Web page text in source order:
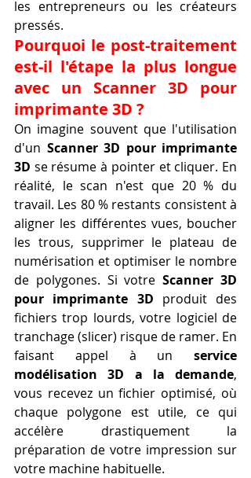
les entrepreneurs ou les créateurs
pressés.
Pourquoi le post-traitement
est-il l'étape la plus longue
avec un Scanner 3D pour
imprimante 3D ?
On imagine souvent que l'utilisation
d'un Scanner 3D pour imprimante
3D se résume à pointer et cliquer. En
réalité, le scan n'est que 20 % du
travail. Les 80 % restants consistent à
aligner les différentes vues, boucher
les trous, supprimer le plateau de
numérisation et optimiser le nombre
de polygones. Si votre Scanner 3D
pour imprimante 3D produit des
fichiers trop lourds, votre logiciel de
tranchage (slicer) risque de ramer. En
faisant appel à un service
modélisation 3D a la demande,
vous recevez un fichier optimisé, où
chaque polygone est utile, ce qui
accélère drastiquement la
préparation de votre impression sur
votre machine habituelle.